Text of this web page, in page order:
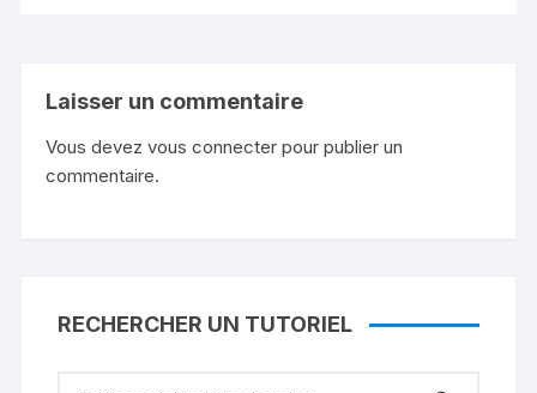
Laisser un commentaire
Vous devezvous connecter pour publier un
commentaire.
RECHERCHER UN TUTORIEL